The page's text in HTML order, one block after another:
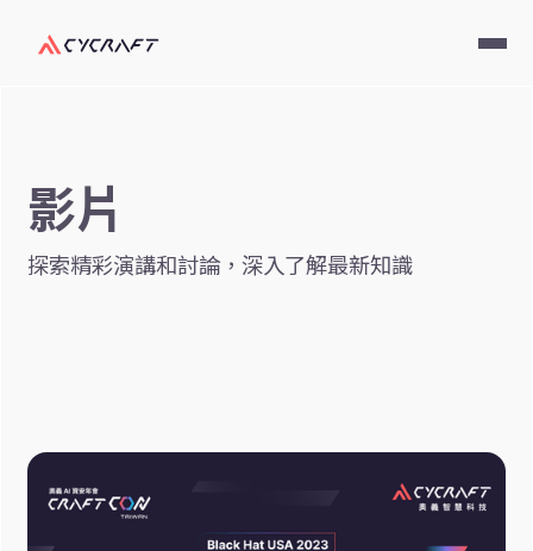
影片
探索精彩演講和討論，深入了解最新知識